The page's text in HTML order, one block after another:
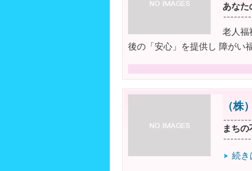
あなた
老人福
後の「安心」を提供し 障がい
（株
まち
続き